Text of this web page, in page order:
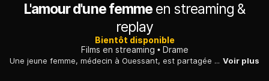
L'amour d'une femme en streaming &
replay
Bientôt disponible
Films en streaming
Drame
Une jeune femme, médecin à Ouessant, est partagée entre l'amour de son métier et celui qu'elle porte à un ingénieur italien, de passage dans l'île. Voir plus